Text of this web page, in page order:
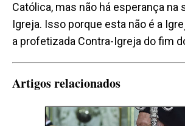
Católica, mas não há esperança na
Igreja. Isso porque esta não é a
a profetizada Contra-Igreja do fim
Artigos relacionados